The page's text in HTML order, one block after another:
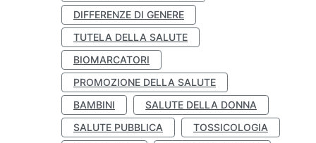
DIFFERENZE DI GENERE
TUTELA DELLA SALUTE
BIOMARCATORI
PROMOZIONE DELLA SALUTE
BAMBINI
SALUTE DELLA DONNA
SALUTE PUBBLICA
TOSSICOLOGIA